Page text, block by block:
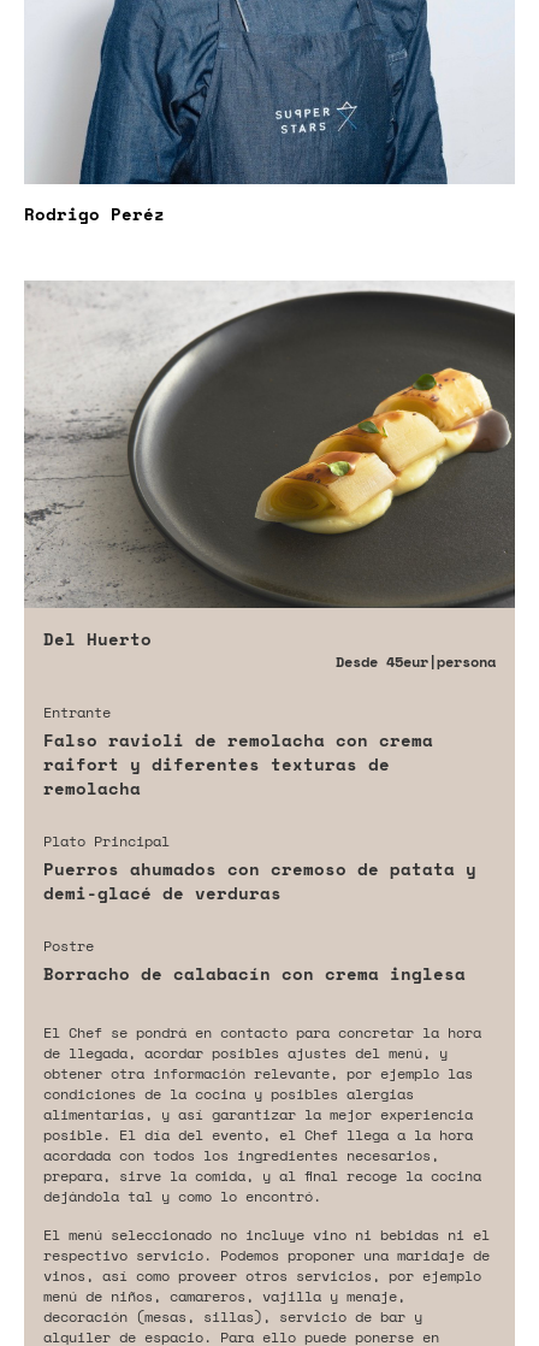
Rodrigo Peréz
Del Huerto
Desde 45eur|persona
Entrante
Falso ravioli de remolacha con crema
raifort y diferentes texturas de
remolacha
Plato Principal
Puerros ahumados con cremoso de patata y
demi-glacé de verduras
Postre
Borracho de calabacín con crema inglesa
El Chef se pondrá en contacto para concretar la hora
de llegada, acordar posibles ajustes del menú, y
obtener otra información relevante, por ejemplo las
condiciones de la cocina y posibles alergias
alimentarias, y así garantizar la mejor experiencia
posible. El día del evento, el Chef llega a la hora
acordada con todos los ingredientes necesarios,
prepara, sirve la comida, y al final recoge la cocina
dejándola tal y como lo encontró.
El menú seleccionado no incluye vino ni bebidas ni el
respectivo servicio. Podemos proponer una maridaje de
vinos, así como proveer otros servicios, por ejemplo
menú de niños, camareros, vajilla y menaje,
decoración (mesas, sillas), servicio de bar y
alquiler de espacio. Para ello puede ponerse en